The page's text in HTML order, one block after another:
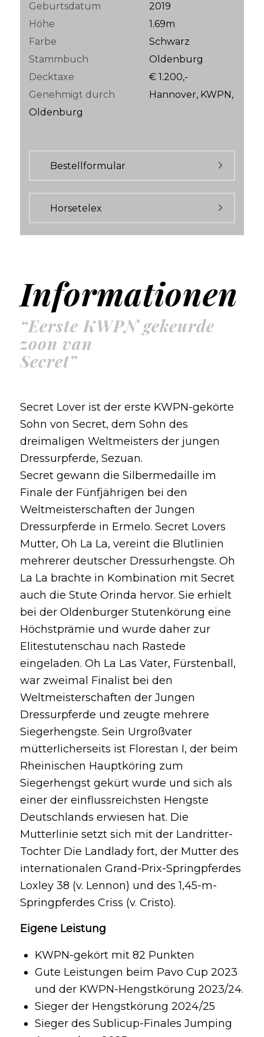
Geburtsdatum
2019
Höhe
1.69m
Farbe
Schwarz
Stammbuch
Oldenburg
Decktaxe
€ 1.200,-
Genehmigt durch
Hannover, KWPN,
Oldenburg
Bestellformular
Horsetelex
Informationen
“Eerste KWPN gekeurde
zoon van
Secret”
Secret Lover ist der erste KWPN-gekörte
Sohn von Secret, dem Sohn des
dreimaligen Weltmeisters der jungen
Dressurpferde, Sezuan.
Secret gewann die Silbermedaille im
Finale der Fünfjährigen bei den
Weltmeisterschaften der Jungen
Dressurpferde in Ermelo. Secret Lovers
Mutter, Oh La La, vereint die Blutlinien
mehrerer deutscher Dressurhengste. Oh
La La brachte in Kombination mit Secret
auch die Stute Orinda hervor. Sie erhielt
bei der Oldenburger Stutenkörung eine
Höchstprämie und wurde daher zur
Elitestutenschau nach Rastede
eingeladen. Oh La Las Vater, Fürstenball,
war zweimal Finalist bei den
Weltmeisterschaften der Jungen
Dressurpferde und zeugte mehrere
Siegerhengste. Sein Urgroßvater
mütterlicherseits ist Florestan I, der beim
Rheinischen Hauptköring zum
Siegerhengst gekürt wurde und sich als
einer der einflussreichsten Hengste
Deutschlands erwiesen hat. Die
Mutterlinie setzt sich mit der Landritter-
Tochter Die Landlady fort, der Mutter des
internationalen Grand-Prix-Springpferdes
Loxley 38 (v. Lennon) und des 1,45-m-
Springpferdes Criss (v. Cristo).
Eigene Leistung
KWPN-gekört mit 82 Punkten
Gute Leistungen beim Pavo Cup 2023
und der KWPN-Hengstkörung 2023/24.
Sieger der Hengstkörung 2024/25
Sieger des Sublicup-Finales Jumping